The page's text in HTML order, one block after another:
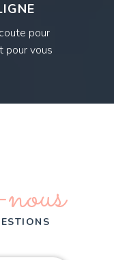
pour
pour vous